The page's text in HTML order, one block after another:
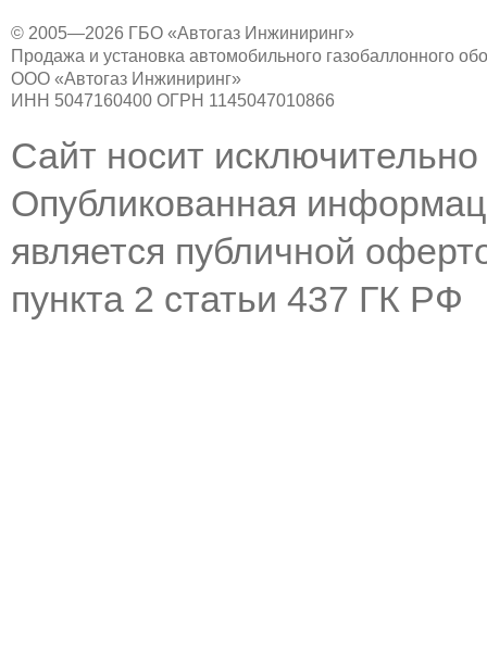
© 2005—2026 ГБО «Автогаз Инжиниринг»
Продажа и установка автомобильного газобаллонного
ООО «Автогаз Инжиниринг»
ИНН 5047160400 ОГРН 1145047010866
Сайт носит
Опубликованная
является публичной
пункта 2 статьи 437 ГК РФ